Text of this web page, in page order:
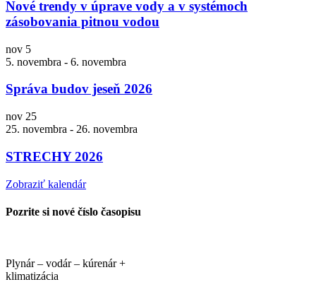
Nové trendy v úprave vody a v systémoch
zásobovania pitnou vodou
nov 5
5. novembra - 6. novembra
Správa budov jeseň 2026
nov 25
25. novembra - 26. novembra
STRECHY 2026
Zobraziť kalendár
Pozrite si nové číslo časopisu
Plynár – vodár – kúrenár +
klimatizácia